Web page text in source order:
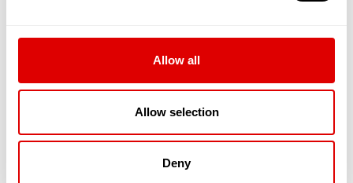
Allow all
Allow selection
Deny
une maladie chronique ? Les infirmiers
peuvent aussi réaliser toutes les
Vous ou votre conjoint souffrez de la
maladie d'Alzheimer ? Certaines équipes
accompagnement (ESA – Équipes
Spécialisées Alzheimer-) à votre domicile et
vous aide vous, l'Aidant familial, mais aussi